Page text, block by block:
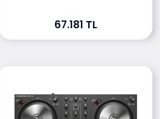
67.181 TL